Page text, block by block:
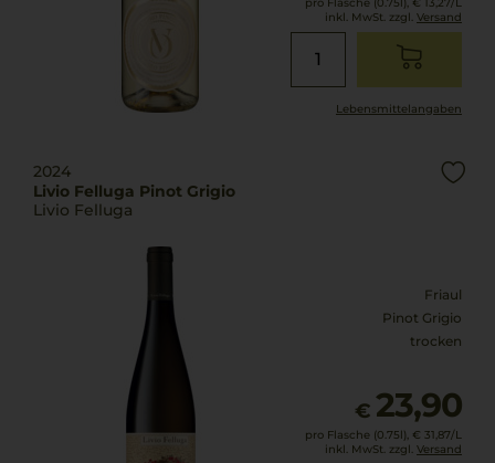
inkl. MwSt. zzgl. Versand
Lebensmittel­angaben
2024
Livio Felluga Pinot Grigio
Livio Felluga
Friaul
Pinot Grigio
trocken
€ 23,90
pro Flasche (0.75l), € 31,87/L
inkl. MwSt. zzgl. Versand